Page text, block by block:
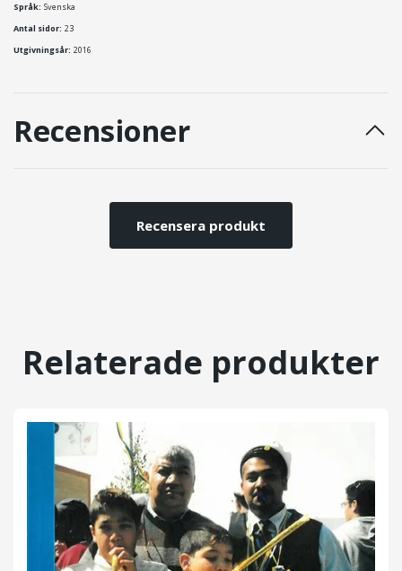
Språk: Svenska
Antal sidor: 23
Utgivningsår: 2016
Recensioner
Recensera produkt
Relaterade produkter